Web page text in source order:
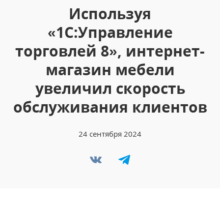
24 сентября 2024
Используя
«1С:Управление
торговлей 8», интернет-
магазин мебели
увеличил скорость
обслуживания клиентов